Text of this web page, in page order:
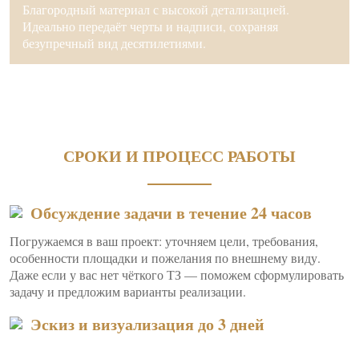
Благородный материал с высокой детализацией.
Идеально передаёт черты и надписи, сохраняя
безупречный вид десятилетиями.
СРОКИ И ПРОЦЕСС РАБОТЫ
Обсуждение задачи в течение 24 часов
Погружаемся в ваш проект: уточняем цели, требования,
особенности площадки и пожелания по внешнему виду.
Даже если у вас нет чёткого ТЗ — поможем сформулировать
задачу и предложим варианты реализации.
Эскиз и визуализация до 3 дней